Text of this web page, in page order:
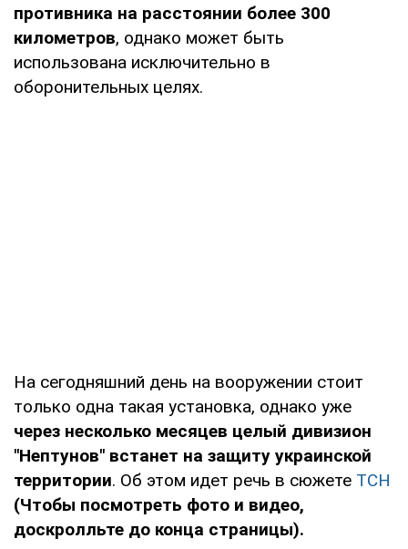
противника на расстоянии более 300
километров, однако может быть
использована исключительно в
оборонительных целях.
На сегодняшний день на вооружении стоит
только одна такая установка, однако уже
через несколько месяцев целый дивизион
"Нептунов" встанет на защиту украинской
территории. Об этом идет речь в сюжете ТСН
(Чтобы посмотреть фото и видео,
доскролльте до конца страницы).